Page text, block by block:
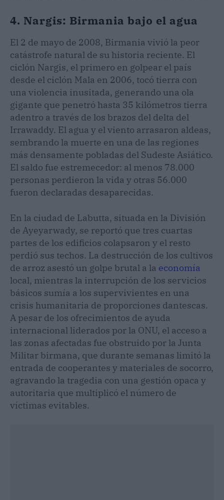
4. Nargis: Birmania bajo el agua
El 2 de mayo de 2008, Birmania vivió la peor
catástrofe natural de su historia reciente. El
ciclón Nargis, el primero en golpear el país
desde el ciclón Mala en 2006, tocó tierra con
una violencia inusitada, generando una ola
gigante que penetró hasta 35 kilómetros tierra
adentro a través de los brazos del delta del
Irrawaddy. El agua y el viento arrasaron aldeas,
sembrando la muerte en una de las regiones
más densamente pobladas del Sudeste Asiático.
El saldo fue estremecedor: al menos 78.000
personas perdieron la vida y otras 56.000
fueron declaradas desaparecidas.
En la ciudad de Labutta, situada en la División
de Ayeyarwady, se reportó que tres cuartas
partes de los edificios colapsaron y el resto
perdió sus techos. La destrucción de los cultivos
de arroz asestó un golpe brutal a la economía
local, mientras la interrupción de los servicios
básicos sumía a los supervivientes en una
crisis humanitaria de proporciones dantescas.
A pesar de los ofrecimientos de ayuda
internacional liderados por la ONU, el acceso a
las zonas afectadas fue obstruido por la Junta
Militar birmana, que durante semanas limitó la
entrada de cooperantes y materiales de socorro,
agravando la tragedia con una gestión opaca y
autoritaria que multiplicó el número de
víctimas evitables.